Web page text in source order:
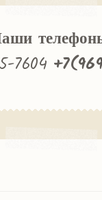
7604